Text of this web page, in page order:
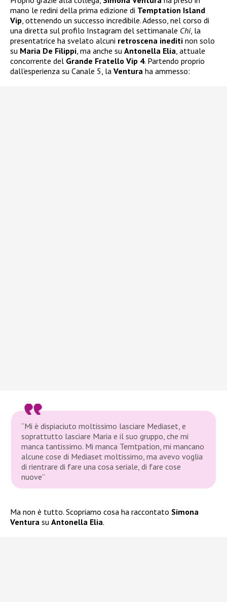
mano le redini della prima edizione di Temptation Island
Vip, ottenendo un successo incredibile. Adesso, nel corso di
una diretta sul profilo Instagram del settimanale Chi, la
presentatrice ha svelato alcuni retroscena inediti non solo
su Maria De Filippi, ma anche su Antonella Elia, attuale
concorrente del Grande Fratello Vip 4. Partendo proprio
dall’esperienza su Canale 5, la Ventura ha ammesso:
“Mi è dispiaciuto moltissimo lasciare Mediaset, e
soprattutto lasciare Maria e il suo gruppo, che mi
manca tantissimo. Mi manca Temtpation, mi mancano
alcune cose di Mediaset moltissimo, ma avevo voglia
di rientrare di fare una cosa seriale, di fare cose
nuove”
Ma non è tutto. Scopriamo cosa ha raccontato Simona
Ventura su Antonella Elia.